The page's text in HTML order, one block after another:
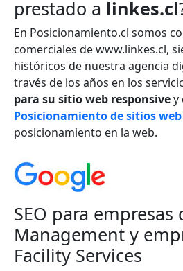
prestado a linkes.cl
En Posicionamiento.cl somos
comerciales de www.linkes.cl,
históricos de nuestra agencia
través de los años en los
para su sitio web responsivey
Posicionamiento de sitios
posicionamiento en la web.
SEO para empresas
Management y
Facility Services